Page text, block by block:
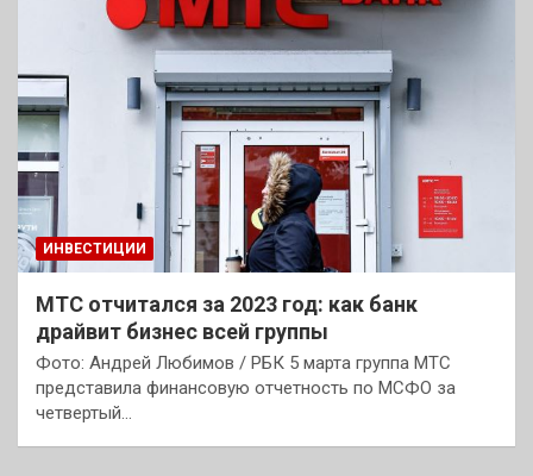
ИНВЕСТИЦИИ
МТС отчитался за 2023 год: как банк
драйвит бизнес всей группы
Фото: Андрей Любимов / РБК 5 марта группа МТС
представила финансовую отчетность по МСФО за
четвертый…